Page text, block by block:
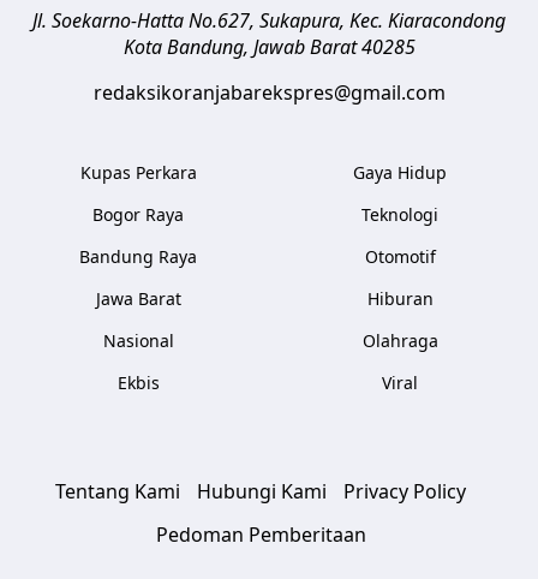
Jl. Soekarno-Hatta No.627, Sukapura, Kec. Kiaracondong
Kota Bandung, Jawab Barat 40285
redaksikoranjabarekspres@gmail.com
Kupas Perkara
Bogor Raya
Bandung Raya
Jawa Barat
Nasional
Ekbis
Gaya Hidup
Teknologi
Otomotif
Hiburan
Olahraga
Viral
Tentang Kami Hubungi Kami
Privacy Policy
Pedoman Pemberitaan